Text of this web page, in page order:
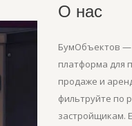
О нас
БумОбъектов —
платформа для
продаже и
фильтруйте по
застройщикам.